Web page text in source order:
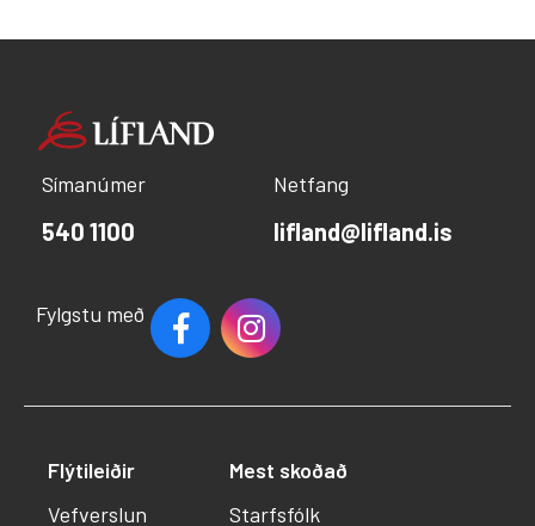
Símanúmer
540 1100
Netfang
lifland@lifland.is
Fylgstu með
Flýtileiðir
Vefverslun
Mest skoðað
Starfsfólk